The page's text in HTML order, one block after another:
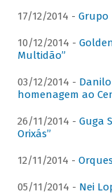
17/12/2014 - Grupo
10/12/2014 -
Multidão”
03/12/2014 -
homenagem ao
26/11/2014 - Guga
Orixás”
12/11/2014 -
05/11/2014 - Nei